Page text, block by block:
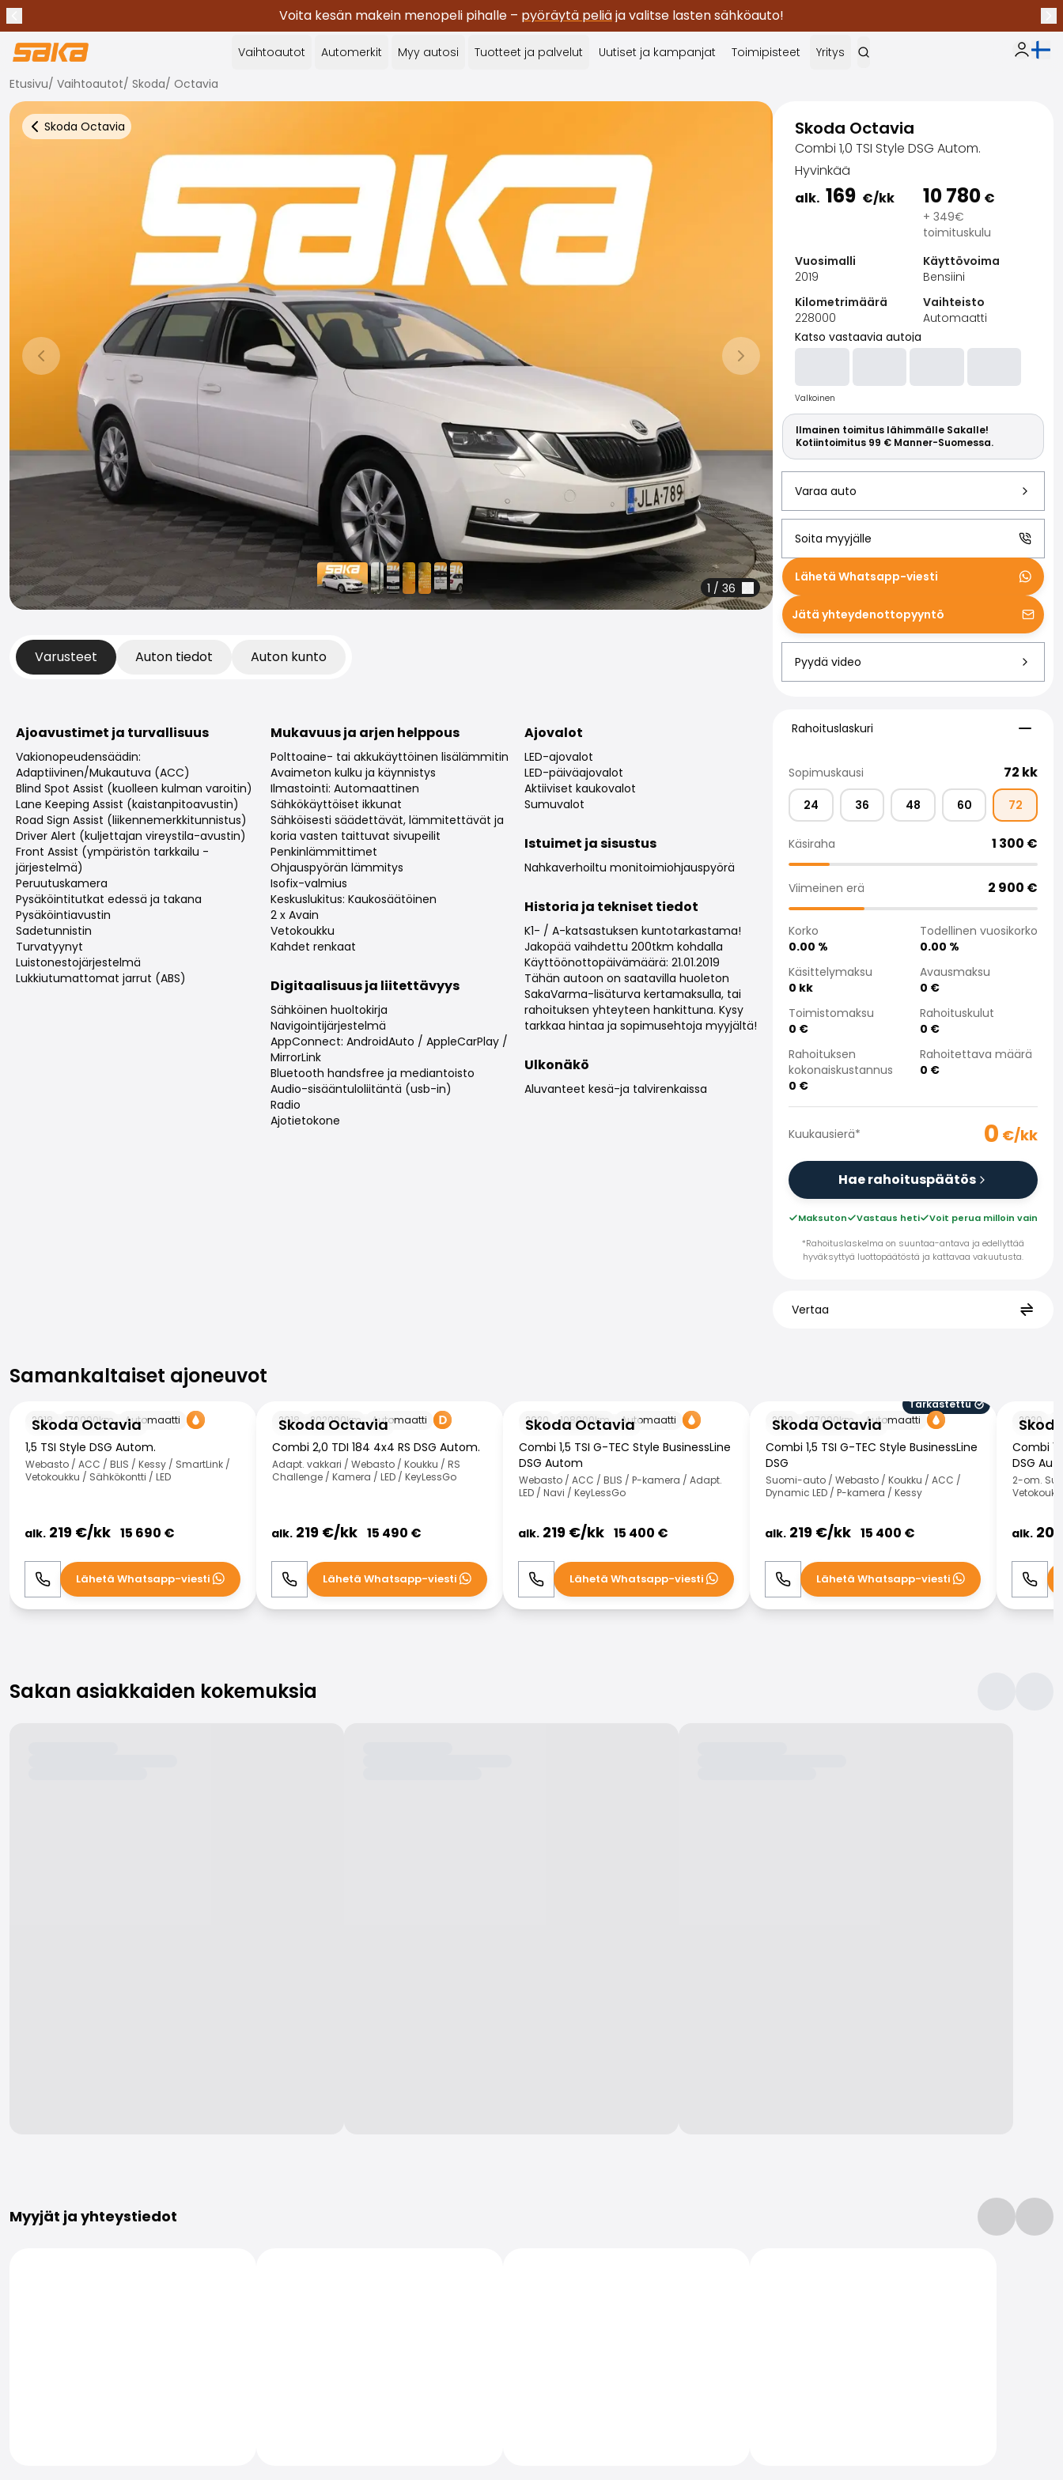
Voita kesän makein menopeli pihalle – pyöräytä peliäja valitse lasten sähköauto!
Lopeta ilmoitukset
✕
Vaihtoautot Automerkit Myy autosi Tuotteet ja palvelut Uutiset ja kampanjat Toimipisteet Yritys Oma
Etusivu/ Vaihtoautot/ Skoda/ Octavia
Skoda Octavia
Takaisin autoihin
Lue lisää
Edellinen dia Seuraava dia
1 / 36
Varusteet Auton tiedot Auton kunto
Ajoavustimet ja turvallisuus
Vakionopeudensäädin:
Adaptiivinen/Mukautuva (ACC)
Blind Spot Assist (kuolleen kulman varoitin)
Lane Keeping Assist (kaistanpitoavustin)
Road Sign Assist (liikennemerkkitunnistus)
Driver Alert (kuljettajan vireystila-avustin)
Front Assist (ympäristön tarkkailu -
järjestelmä)
Peruutuskamera
Pysäköintitutkat edessä ja takana
Pysäköintiavustin
Sadetunnistin
Turvatyynyt
Luistonestojärjestelmä
Lukkiutumattomat jarrut (ABS)
Mukavuus ja arjen helppous
Polttoaine- tai akkukäyttöinen lisälämmitin
Avaimeton kulku ja käynnistys
Ilmastointi: Automaattinen
Sähkökäyttöiset ikkunat
Sähköisesti säädettävät, lämmitettävät ja
koria vasten taittuvat sivupeilit
Penkinlämmittimet
Ohjauspyörän lämmitys
Isofix-valmius
Keskuslukitus: Kaukosäätöinen
2 x Avain
Vetokoukku
Kahdet renkaat
Digitaalisuus ja liitettävyys
Sähköinen huoltokirja
Navigointijärjestelmä
AppConnect: AndroidAuto / AppleCarPlay /
MirrorLink
Bluetooth handsfree ja mediantoisto
Audio-sisääntuloliitäntä (usb-in)
Radio
Ajotietokone
Ajovalot
LED-ajovalot
LED-päiväajovalot
Aktiiviset kaukovalot
Sumuvalot
Istuimet ja sisustus
Nahkaverhoiltu monitoimiohjauspyörä
Historia ja tekniset tiedot
K1- / A-katsastuksen kuntotarkastama!
Jakopää vaihdettu 200tkm kohdalla
Käyttöönottopäivämäärä: 21.01.2019
Tähän autoon on saatavilla huoleton
SakaVarma-lisäturva kertamaksulla, tai
rahoituksen yhteyteen hankittuna. Kysy
tarkkaa hintaa ja sopimusehtoja myyjältä!
Ulkonäkö
Aluvanteet kesä-ja talvirenkaissa
Skoda Octavia
Combi 1,0 TSI Style DSG Autom.
Hyvinkää
alk. 169 €/kk 10 780 €
+ 349€
toimituskulu
Vuosimalli
2019
Käyttövoima
Bensiini
Kilometrimäärä
228000
Vaihteisto
Automaatti
Katso vastaavia autoja
Valkoinen
Ilmainen toimitus lähimmälle Sakalle!
Kotiintoimitus 99 € Manner-Suomessa.
Varaa auto
Lähetä Whatsapp-viesti
Soita myyjälle
Jätä yhteydenottopyyntö
Pyydä video
Rahoituslaskuri
Rahoituslaskuri
Sopimuskausi 72 kk
24 36 48 60 72
Käsiraha 1 300 €
Viimeinen erä 2 900 €
Korko
0.00 %
Todellinen vuosikorko
0.00 %
Käsittelymaksu
0 kk
Avausmaksu
0 €
Toimistomaksu
0 €
Rahoituskulut
0 €
Rahoituksen
kokonaiskustannus
0 €
Rahoitettava määrä
0 €
Kuukausierä* 0 €/kk
Hae rahoituspäätös
Maksuton Vastaus heti
Voit perua milloin vain
*Rahoituslaskelma on suuntaa-antava ja edellyttää
hyväksyttyä luottopäätöstä ja kattavaa vakuutusta.
Vertaa
Samankaltaiset ajoneuvot
Samankaltaiset ajoneuvot
Skoda Octavia
2018 170000km Automaatti
1,5 TSI Style DSG Autom.
Webasto / ACC / BLIS / Kessy / SmartLink /
Vetokoukku / Sähkökontti / LED
alk. 219 €/kk 15 690 €
Soita WhatsApp
Lähetä Whatsapp-viesti
Skoda Octavia
2018 202000km Automaatti
Combi 2,0 TDI 184 4x4 RS DSG Autom.
Adapt. vakkari / Webasto / Koukku / RS
Challenge / Kamera / LED / KeyLessGo
alk. 219 €/kk 15 490 €
Soita WhatsApp
Lähetä Whatsapp-viesti
Skoda Octavia
2020 108000km Automaatti
Combi 1,5 TSI G-TEC Style BusinessLine
DSG Autom
Webasto / ACC / BLIS / P-kamera / Adapt.
LED / Navi / KeyLessGo
alk. 219 €/kk 15 400 €
Soita WhatsApp
Lähetä Whatsapp-viesti
Skoda Octavia
Tarkastettu
2019
107000km Automaatti
Combi 1,5 TSI G-TEC Style BusinessLine
DSG
Suomi-auto / Webasto / Koukku / ACC /
Dynamic LED / P-kamera / Kessy
alk. 219 €/kk 15 400 €
Soita WhatsApp
Lähetä Whatsapp-viesti
2020
Combi
DSG
2-om.
alk. 209
Soita
Sakan asiakkaiden kokemuksia
Myyjät ja yhteystiedot